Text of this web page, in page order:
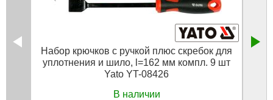
Набор крючков с ручкой плюс скребок для
уплотнения и шило, l=162 мм компл. 9 шт
Yato YT-08426
В наличии